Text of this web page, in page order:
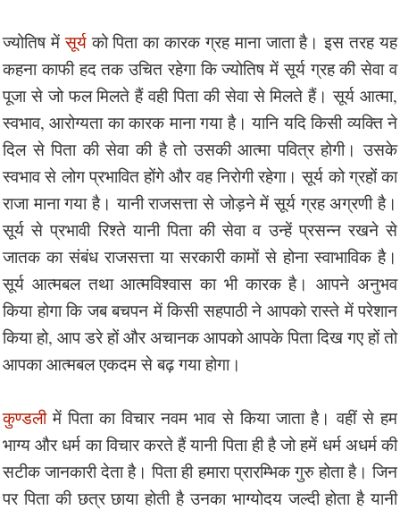
ज्योतिष मेंसूर्यको पिता का कारक ग्रह माना जाता है। इस तरह यह
कहना काफी हद तक उचित रहेगा कि ज्योतिष में सूर्य ग्रह की सेवा व
पूजा से जो फल मिलते हैं वही पिता की सेवा से मिलते हैं। सूर्य आत्मा,
स्वभाव, आरोग्यता का कारक माना गया है। यानि यदि किसी व्यक्ति ने
दिल से पिता की सेवा की है तो उसकी आत्मा पवित्र होगी। उसके
स्वभाव से लोग प्रभावित होंगे और वह निरोगी रहेगा। सूर्य को ग्रहों का
राजा माना गया है। यानी राजसत्ता से जोड़ने में सूर्य ग्रह अग्रणी है।
सूर्य से प्रभावी रिश्ते यानी पिता की सेवा व उन्हें प्रसन्न रखने से
जातक का संबंध राजसत्ता या सरकारी कामों से होना स्वाभाविक है।
सूर्य आत्मबल तथा आत्मविश्वास का भी कारक है। आपने अनुभव
किया होगा कि जब बचपन में किसी सहपाठी ने आपको रास्ते में परेशान
किया हो, आप डरे हों और अचानक आपको आपके पिता दिख गए हों तो
आपका आत्मबल एकदम से बढ़ गया होगा।
कुण्डलीमें पिता का विचार नवम भाव से किया जाता है। वहीं से हम
भाग्य और धर्म का विचार करते हैं यानी पिता ही है जो हमें धर्म अधर्म की
सटीक जानकारी देता है। पिता ही हमारा प्रारम्भिक गुरु होता है। जिन
पर पिता की छत्र छाया होती है उनका भाग्योदय जल्दी होता है यानी